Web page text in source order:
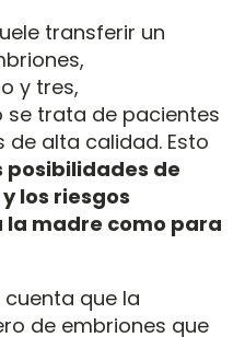
transferir un
y tres,
se trata de pacientes
de alta calidad. Esto
posibilidades de
los riesgos
madre como para
que la
de embriones que